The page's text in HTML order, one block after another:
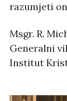
razumjeti
Msgr. R.
Generalni
Institut